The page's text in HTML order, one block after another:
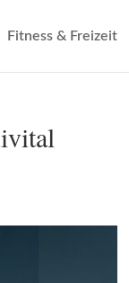
Fitness & Freizeit